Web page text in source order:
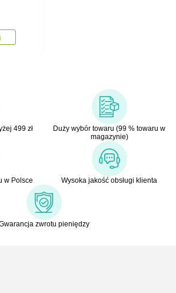
499 zł
Duży wybór towaru (99 % towaru w
magazynie)
w Polsce Wysoka jakość obsługi klienta
zwrotu pieniędzy